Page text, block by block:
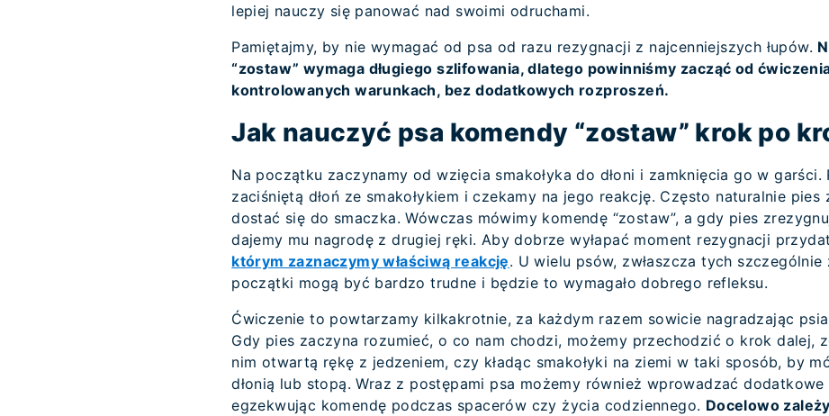
lepiej nauczy się panować nad swoimi odruchami.
Pamiętajmy, by nie wymagać od psa od razu rezygnacji z najcenniejszych łupów.
“zostaw” wymaga długiego szlifowania, dlatego powinniśmy zacząć od
kontrolowanych warunkach, bez dodatkowych rozproszeń.
Jak nauczyć psa komendy “zostaw” krok po
Na początku zaczynamy od wzięcia smakołyka do dłoni i zamknięcia go w garści.
zaciśniętą dłoń ze smakołykiem i czekamy na jego reakcję. Często naturalnie
dostać się do smaczka. Wówczas mówimy komendę “zostaw”, a gdy pies
dajemy mu nagrodę z drugiej ręki. Aby dobrze wyłapać moment rezygnacji
którym zaznaczymy właściwą reakcję. U wielu psów, zwłaszcza tych
początki mogą być bardzo trudne i będzie to wymagało dobrego refleksu.
Ćwiczenie to powtarzamy kilkakrotnie, za każdym razem sowicie nagradzając
Gdy pies zaczyna rozumieć, o co nam chodzi, możemy przechodzić o krok dalej,
nim otwartą rękę z jedzeniem, czy kładąc smakołyki na ziemi w taki sposób, by
dłonią lub stopą. Wraz z postępami psa możemy również wprowadzać
egzekwując komendę podczas spacerów czy życia codziennego. Docelowo